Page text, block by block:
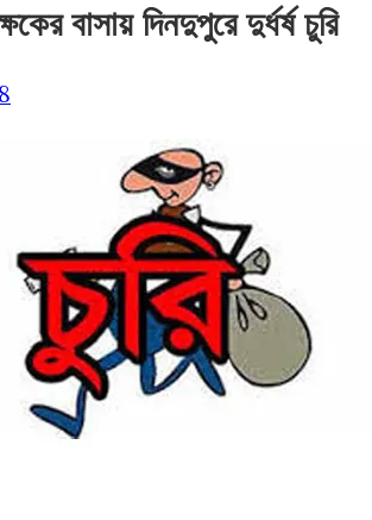
বাসায় দিনদুপুরে দুর্ধর্ষ চুরি